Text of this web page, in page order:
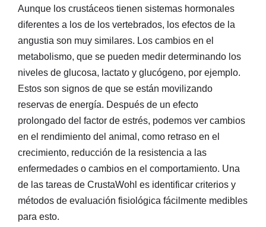
Aunque los crustáceos tienen sistemas hormonales
diferentes a los de los vertebrados, los efectos de la
angustia son muy similares. Los cambios en el
metabolismo, que se pueden medir determinando los
niveles de glucosa, lactato y glucógeno, por ejemplo.
Estos son signos de que se están movilizando
reservas de energía. Después de un efecto
prolongado del factor de estrés, podemos ver cambios
en el rendimiento del animal, como retraso en el
crecimiento, reducción de la resistencia a las
enfermedades o cambios en el comportamiento. Una
de las tareas de CrustaWohl es identificar criterios y
métodos de evaluación fisiológica fácilmente medibles
para esto.